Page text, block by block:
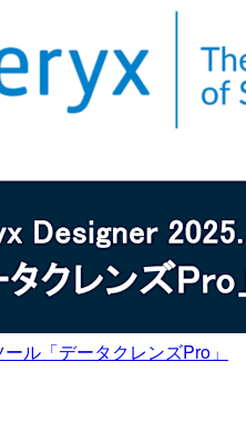
ル「データクレンズPro」